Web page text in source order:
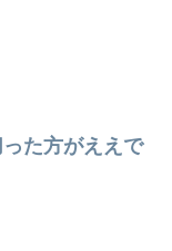
た方がええで